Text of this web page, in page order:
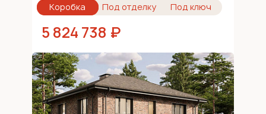
Коробка Под отделку Под ключ
5 824 738 ₽